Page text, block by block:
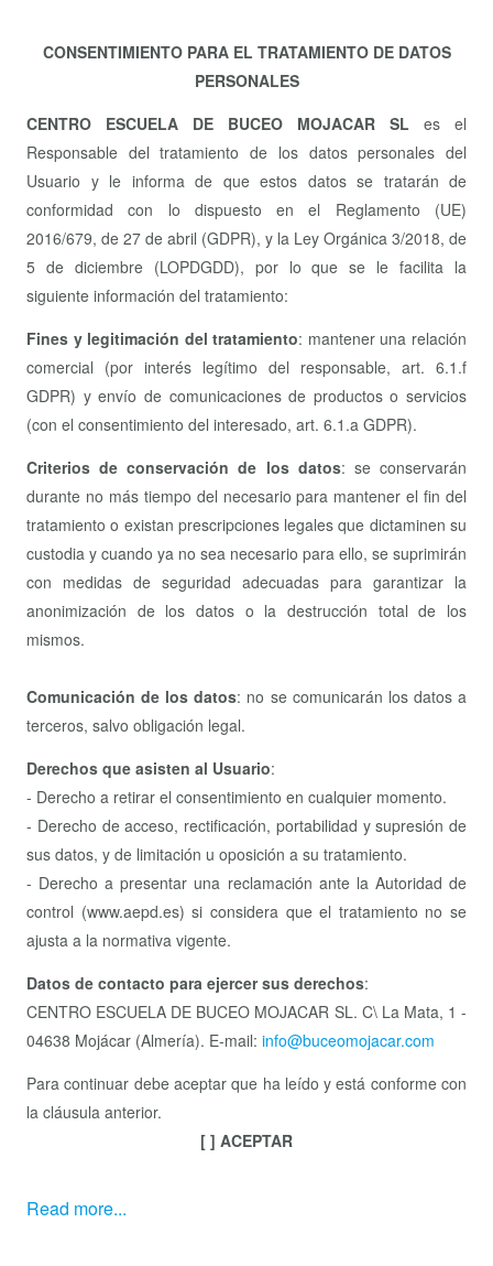
CONSENTIMIENTO PARA EL TRATAMIENTO DE DATOS
PERSONALES
CENTRO ESCUELA DE BUCEO MOJACAR SL es el
Responsable del tratamiento de los datos personales del
Usuario y le informa de que estos datos se tratarán de
conformidad con lo dispuesto en el Reglamento (UE)
2016/679, de 27 de abril (GDPR), y la Ley Orgánica 3/2018, de
5 de diciembre (LOPDGDD), por lo que se le facilita la
siguiente información del tratamiento:
Fines y legitimación del tratamiento: mantener una relación
comercial (por interés legítimo del responsable, art. 6.1.f
GDPR) y envío de comunicaciones de productos o servicios
(con el consentimiento del interesado, art. 6.1.a GDPR).
Criterios de conservación de los datos: se conservarán
durante no más tiempo del necesario para mantener el fin del
tratamiento o existan prescripciones legales que dictaminen su
custodia y cuando ya no sea necesario para ello, se suprimirán
con medidas de seguridad adecuadas para garantizar la
anonimización de los datos o la destrucción total de los
mismos.
Comunicación de los datos: no se comunicarán los datos a
terceros, salvo obligación legal.
Derechos que asisten al Usuario:
- Derecho a retirar el consentimiento en cualquier momento.
- Derecho de acceso, rectificación, portabilidad y supresión de
sus datos, y de limitación u oposición a su tratamiento.
- Derecho a presentar una reclamación ante la Autoridad de
control (www.aepd.es) si considera que el tratamiento no se
ajusta a la normativa vigente.
Datos de contacto para ejercer sus derechos:
CENTRO ESCUELA DE BUCEO MOJACAR SL. C\ La Mata, 1 -
04638 Mojácar (Almería). E-mail: info@buceomojacar.com
Para continuar debe aceptar que ha leído y está conforme con
la cláusula anterior.
[ ] ACEPTAR
Read more...